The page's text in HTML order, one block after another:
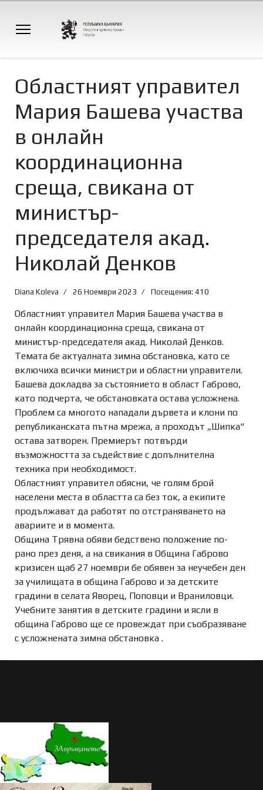
Oбластният управител
Мария Башева участва
в онлайн
координационна
среща, свикана от
министър-
председателя акад.
Николай Денков
Diana Koleva 26 Ноември 2023 Посещения: 410
Oбластният управител Мария Башева участва в
онлайн координационна среща, свикана от
министър-председателя акад. Николай Денков.
Темата бе актуалната зимна обстановка, като се
включиха всички министри и областни управители.
Башева докладва за състоянието в област Габрово,
като подчерта, че обстановката остава усложнена.
Проблем са многото нападали дървета и клони по
републиканската пътна мрежа, а проходът „Шипка“
остава затворен. Премиерът потвърди
възможността за съдействие с допълнителна
техника при необходимост.
Областният управител обясни, че голям брой
населени места в областта са без ток, а екипите
продължават да работят по отстраняването на
авариите и в момента.
Община Трявна обяви бедствено положение по-
рано през деня, а на свикания в Община Габрово
кризисен щаб 27 ноември бе обявен за неучебен ден
за училищата в община Габрово и за детските
градини в селата Яворец, Поповци и Враниловци.
Учебните занятия в детските градини и ясли в
община Габрово ще се провеждат при съобразяване
с усложнената зимна обстановка .